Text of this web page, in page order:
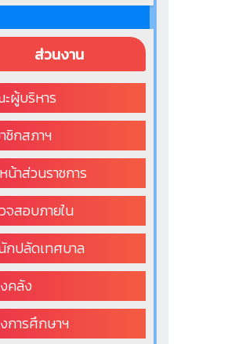
ส่วนงาน
ผู้บริหาร
ชิกสภาฯ
น้าส่วนราชการ
จสอบภายใน
กปลัดเทศบาล
คลัง
การศึกษาฯ